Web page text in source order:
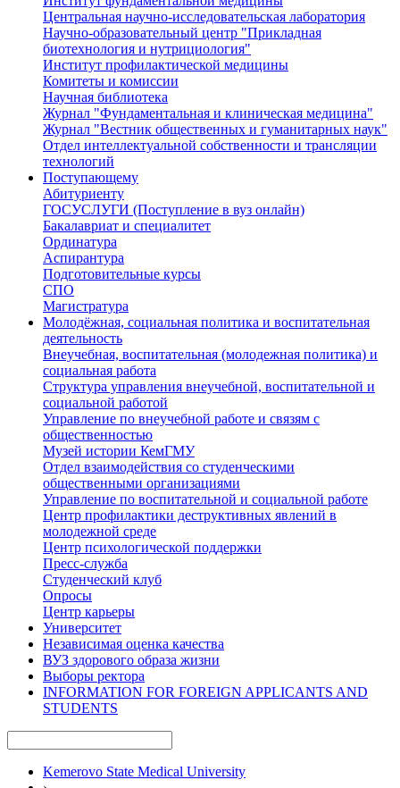
Центральная научно-исследовательская лаборатория
Научно-образовательный центр "Прикладная
биотехнология и нутрициология"
Институт профилактической медицины
Комитеты и комиссии
Научная библиотека
Журнал "Фундаментальная и клиническая медицина"
Журнал "Вестник общественных и гуманитарных наук"
Отдел интеллектуальной собственности и трансляции
технологий
Поступающему
Абитуриенту
ГОСУСЛУГИ (Поступление в вуз онлайн)
Бакалавриат и специалитет
Ординатура
Аспирантура
Подготовительные курсы
СПО
Магистратура
Молодёжная, социальная политика и воспитательная
деятельность
Внеучебная, воспитательная (молодежная политика) и
социальная работа
Структура управления внеучебной, воспитательной и
социальной работой
Управление по внеучебной работе и связям с
общественностью
Музей истории КемГМУ
Отдел взаимодействия со студенческими
общественными организациями
Управление по воспитательной и социальной работе
Центр профилактики деструктивных явлений в
молодежной среде
Центр психологической поддержки
Пресс-служба
Студенческий клуб
Опросы
Центр карьеры
Университет
Независимая оценка качества
ВУЗ здорового образа жизни
Выборы ректора
INFORMATION FOR FOREIGN APPLICANTS AND
STUDENTS
Kemerovo State Medical University